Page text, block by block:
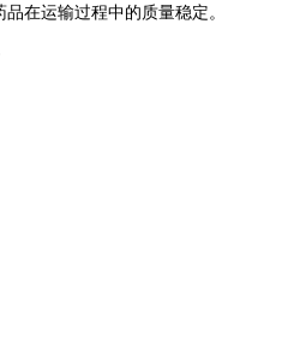
在运输过程中的质量稳定。